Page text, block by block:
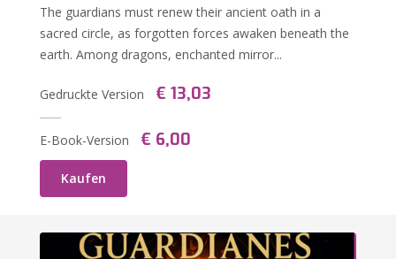
The guardians must renew their ancient oath in a
sacred circle, as forgotten forces awaken beneath the
earth. Among dragons, enchanted mirror...
Gedruckte Version € 13,03
E-Book-Version € 6,00
Kaufen